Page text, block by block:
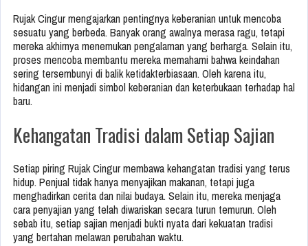
Rujak Cingur mengajarkan pentingnya keberanian untuk mencoba
sesuatu yang berbeda. Banyak orang awalnya merasa ragu, tetapi
mereka akhirnya menemukan pengalaman yang berharga. Selain itu,
proses mencoba membantu mereka memahami bahwa keindahan
sering tersembunyi di balik ketidakterbiasaan. Oleh karena itu,
hidangan ini menjadi simbol keberanian dan keterbukaan terhadap hal
baru.
Kehangatan Tradisi dalam Setiap Sajian
Setiap piring Rujak Cingur membawa kehangatan tradisi yang terus
hidup. Penjual tidak hanya menyajikan makanan, tetapi juga
menghadirkan cerita dan nilai budaya. Selain itu, mereka menjaga
cara penyajian yang telah diwariskan secara turun temurun. Oleh
sebab itu, setiap sajian menjadi bukti nyata dari kekuatan tradisi
yang bertahan melawan perubahan waktu.